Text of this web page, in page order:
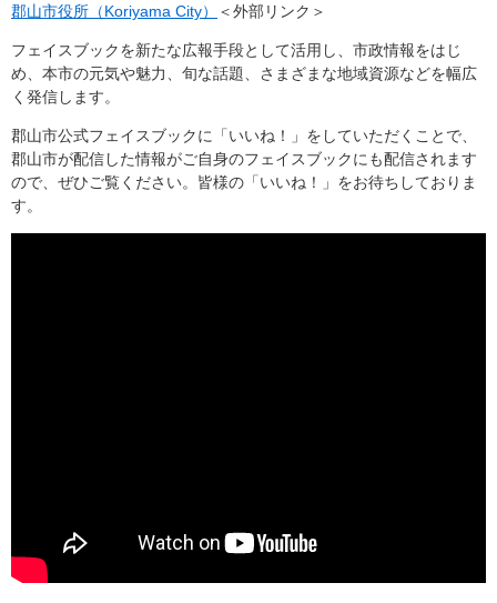
郡山市役所（Koriyama City） ＜外部リンク＞
フェイスブックを新たな広報手段として活用し、市政情報をはじ
め、本市の元気や魅力、旬な話題、さまざまな地域資源などを幅広
く発信します。
郡山市公式フェイスブックに「いいね！」をしていただくことで、
郡山市が配信した情報がご自身のフェイスブックにも配信されます
ので、ぜひご覧ください。皆様の「いいね！」をお待ちしておりま
す。